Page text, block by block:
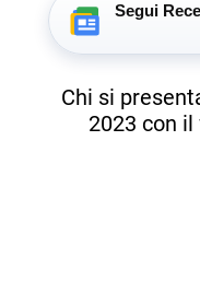
Segui
Chi si
2023 con